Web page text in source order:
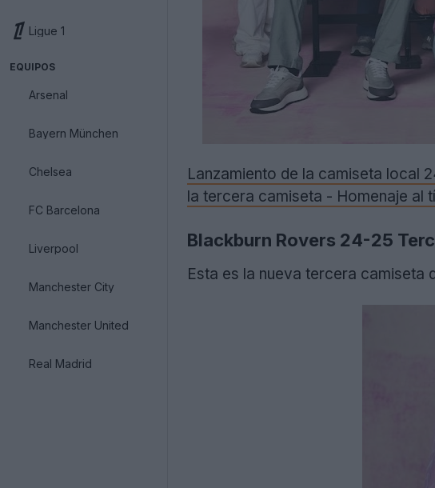
Ligue 1
EQUIPOS
Arsenal
Bayern München
Chelsea
FC Barcelona
Liverpool
Manchester City
Manchester United
Real Madrid
Lanzamiento de la camiseta local
la tercera camiseta - Homenaje al
Blackburn Rovers 24-25
Esta es la nueva tercera camiseta